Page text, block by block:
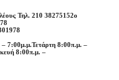
Τηλ. 210 38275152o
– 7:00μ.μ.Τετάρτη 8:00π.μ. –
8:00π.μ. –